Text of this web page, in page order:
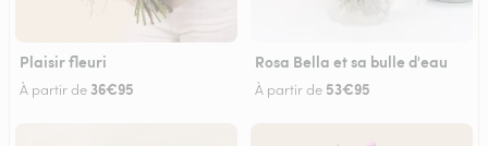
Plaisir fleuri
À partir de 36€95
Rosa Bella et sa bulle d'eau
À partir de 53€95